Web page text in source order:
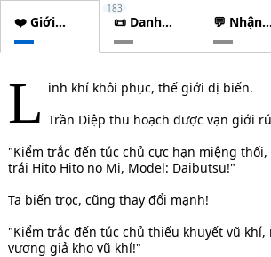
❤️ Giới
thiệu
📜 Danh
sách
chương
183
💬 Nhận
xét
L inh khí khôi phục, thế giới dị biến.
Trần Diệp thu hoạch được vạn giới
"Kiểm trắc đến túc chủ cực hạn miệng thối,
trái Hito Hito no Mi, Model: Daibutsu!"
Ta biến trọc, cũng thay đổi mạnh!
"Kiểm trắc đến túc chủ thiếu khuyết vũ khí,
vương giả kho vũ khí!"